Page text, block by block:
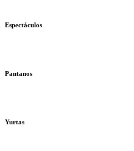
Espectáculos
Pantanos
Yurtas